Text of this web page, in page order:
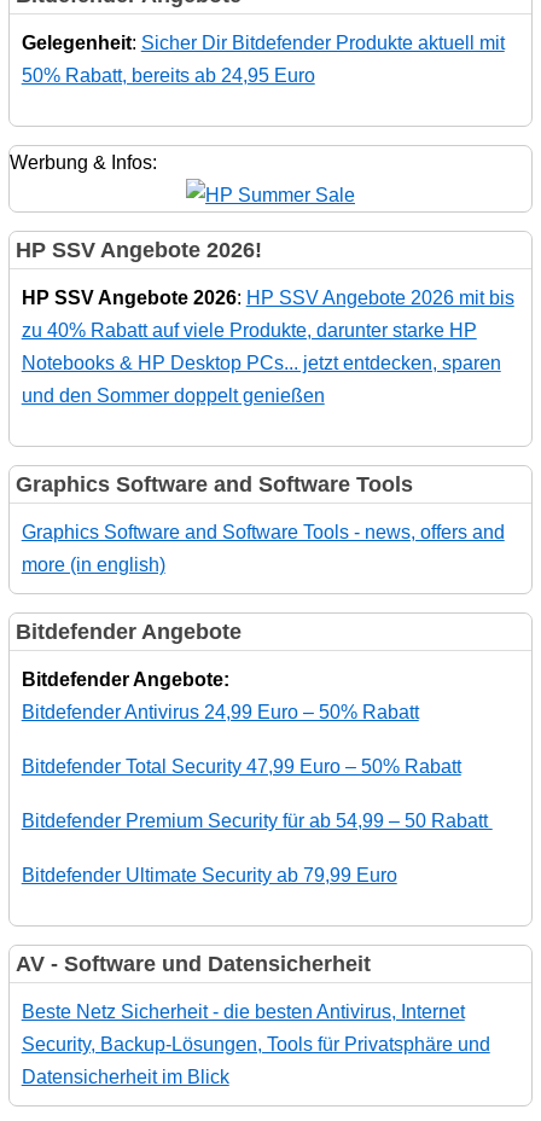
Gelegenheit: Sicher Dir Bitdefender Produkte aktuell mit
50% Rabatt, bereits ab 24,95 Euro
Werbung & Infos:
HP SSV Angebote 2026!
HP SSV Angebote 2026: HP SSV Angebote 2026 mit bis
zu 40% Rabatt auf viele Produkte, darunter starke HP
Notebooks & HP Desktop PCs... jetzt entdecken, sparen
und den Sommer doppelt genießen
Graphics Software and Software Tools
Graphics Software and Software Tools - news, offers and
more (in english)
Bitdefender Angebote
Bitdefender Angebote:
Bitdefender Antivirus 24,99 Euro – 50% Rabatt
Bitdefender Total Security 47,99 Euro – 50% Rabatt
Bitdefender Premium Security für ab 54,99 – 50 Rabatt
Bitdefender Ultimate Security ab 79,99 Euro
AV - Software und Datensicherheit
Beste Netz Sicherheit - die besten Antivirus, Internet
Security, Backup-Lösungen, Tools für Privatsphäre und
Datensicherheit im Blick